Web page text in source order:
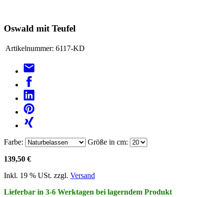
Oswald mit Teufel
Artikelnummer: 6117-KD
Farbe: Größe in cm:
139,50 €
Inkl. 19 % USt. zzgl. Versand
Lieferbar in 3-6 Werktagen bei lagerndem Produkt